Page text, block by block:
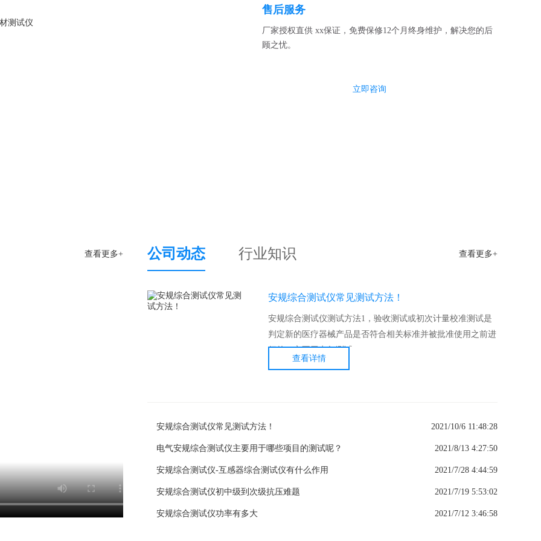
售后服务
厂家授权直供 xx保证，免费保修12个月终身维护，解决您的后
顾之忧。
立即咨询
查看更多+
公司动态 行业知识
安规综合测试仪常见测试方法！
安规综合测试仪测试方法1，验收测试或初次计量校准测试是
判定新的医疗器械产品是否符合相关标准并被批准使用之前进
行的。它不于电气测试，...
查看详情
2021/10/6 11:48:28
安规综合测试仪常见测试方法！
2021/8/13 4:27:50
电气安规综合测试仪主要用于哪些项目的测试呢？
2021/7/28 4:44:59
安规综合测试仪-互感器综合测试仪有什么作用
2021/7/19 5:53:02
安规综合测试仪初中级到次级抗压难题
2021/7/12 3:46:58
安规综合测试仪功率有多大
查看更多+